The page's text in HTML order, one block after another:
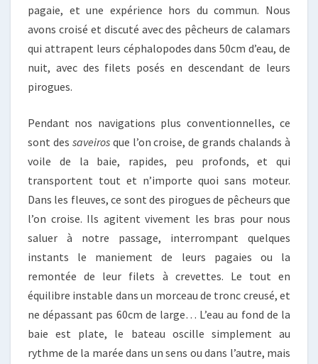
pagaie, et une expérience hors du commun. Nous
avons croisé et discuté avec des pêcheurs de calamars
qui attrapent leurs céphalopodes dans 50cm d’eau, de
nuit, avec des filets posés en descendant de leurs
pirogues.
Pendant nos navigations plus conventionnelles, ce
sont des saveirosque l’on croise, de grands chalands à
voile de la baie, rapides, peu profonds, et qui
transportent tout et n’importe quoi sans moteur.
Dans les fleuves, ce sont des pirogues de pêcheurs que
l’on croise. Ils agitent vivement les bras pour nous
saluer à notre passage, interrompant quelques
instants le maniement de leurs pagaies ou la
remontée de leur filets à crevettes. Le tout en
équilibre instable dans un morceau de tronc creusé, et
ne dépassant pas 60cm de large… L’eau au fond de la
baie est plate, le bateau oscille simplement au
rythme de la marée dans un sens ou dans l’autre, mais